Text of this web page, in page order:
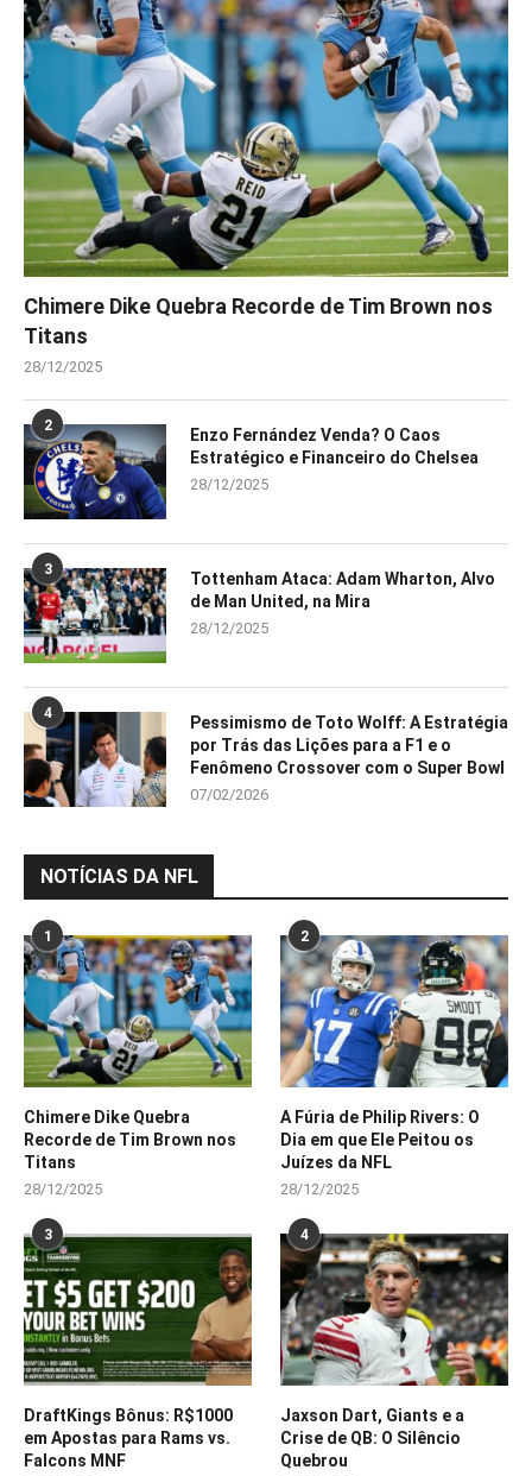
Chimere Dike Quebra Recorde de Tim Brown nos
Titans
28/12/2025
2
Enzo Fernández Venda? O Caos
Estratégico e Financeiro do Chelsea
28/12/2025
3
Tottenham Ataca: Adam Wharton, Alvo
de Man United, na Mira
28/12/2025
4
Pessimismo de Toto Wolff: A Estratégia
por Trás das Lições para a F1 e o
Fenômeno Crossover com o Super Bowl
07/02/2026
NOTÍCIAS DA NFL
1
Chimere Dike Quebra
Recorde de Tim Brown nos
Titans
28/12/2025
2
A Fúria de Philip Rivers: O
Dia em que Ele Peitou os
Juízes da NFL
28/12/2025
3
DraftKings Bônus: R$1000
em Apostas para Rams vs.
Falcons MNF
4
Jaxson Dart, Giants e a
Crise de QB: O Silêncio
Quebrou